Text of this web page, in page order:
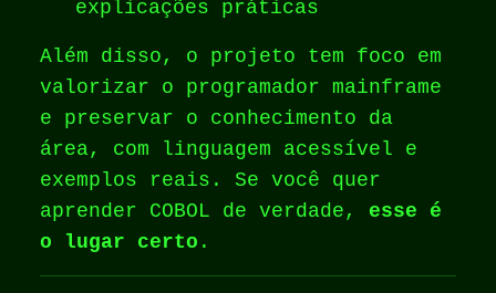
explicações práticas
Além disso, o projeto tem foco em
valorizar o programador mainframe
e preservar o conhecimento da
área, com linguagem acessível e
exemplos reais. Se você quer
aprender COBOL de verdade, esse é
o lugar certo .